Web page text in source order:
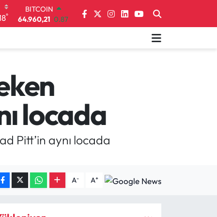
°
DOLAR
47,7436
0.18
6648.99 2.59
BİST100
13.773
locada
Pitt’in aynı locada
A- A+